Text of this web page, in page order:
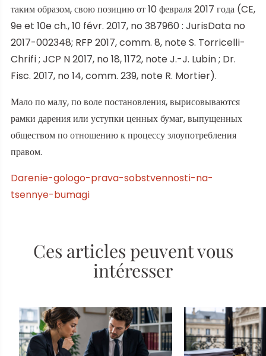
таким образом, свою позицию от 10 февраля 2017 года (CE,
9e et 10e ch., 10 févr. 2017, no 387960 : JurisData no
2017-002348; RFP 2017, comm. 8, note S. Torricelli-
Chrifi ; JCP N 2017, no 18, 1172, note J.-J. Lubin ; Dr.
Fisc. 2017, no 14, comm. 239, note R. Mortier).
Мало по малу, по воле постановления, вырисовываются
рамки дарения или уступки ценных бумаг, выпущенных
обществом по отношению к процессу злоупотребления
правом.
Darenie-gologo-prava-sobstvennosti-na-
tsennye-bumagi
Ces articles peuvent vous
intéresser